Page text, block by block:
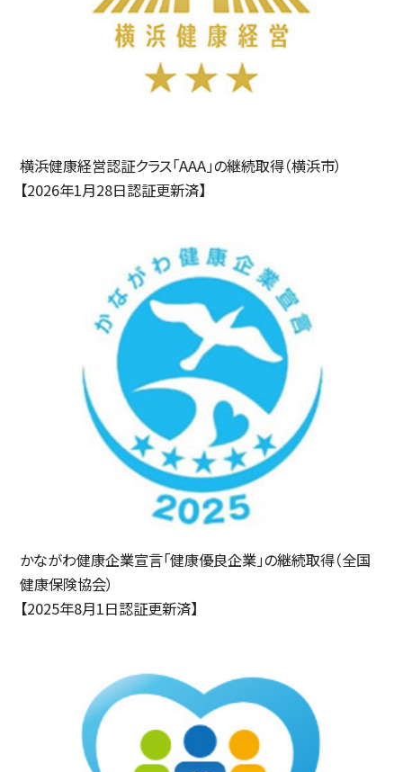
横浜健康経営認証クラス「AAA」の継続取得（横浜市）
【2026年1月28日認証更新済】
かながわ健康企業宣言「健康優良企業」の継続取得（全国
健康保険協会）
【2025年8月1日認証更新済】